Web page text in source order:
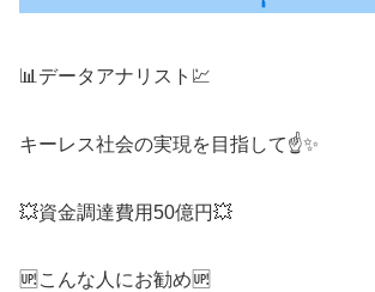
📊データアナリスト💹
キーレス社会の実現を目指して☝️✨
💥資金調達費用50億円💥
🆙こんな人にお勧め🆙